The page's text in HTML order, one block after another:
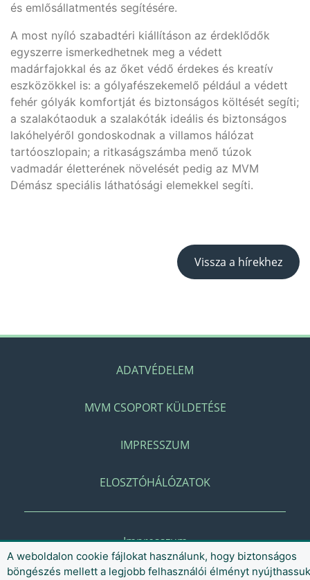
és emlősállatmentés segítésére.
A most nyíló szabadtéri kiállításon az érdeklődők
egyszerre ismerkedhetnek meg a védett
madárfajokkal és az őket védő érdekes és kreatív
eszközökkel is: a gólyafészekemelő például a védett
fehér gólyák komfortját és biztonságos költését segíti;
a szalakótaoduk a szalakóták ideális és biztonságos
lakóhelyéről gondoskodnak a villamos hálózat
tartóoszlopain; a ritkaságszámba menő túzok
vadmadár életterének növelését pedig az MVM
Démász speciális láthatósági elemekkel segíti.
Vissza a hírekhez
ADATVÉDELEM
MVM CSOPORT KÜLDETÉSE
IMPRESSZUM
ELOSZTÓHÁLÓZATOK
Impresszum
A weboldalon cookie fájlokat használunk, hogy biztonságos
böngészés mellett a legjobb felhasználói élményt nyújthassuk